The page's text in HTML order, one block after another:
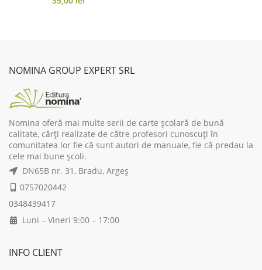
NOMINA GROUP EXPERT SRL
Nomina oferă mai multe serii de carte școlară de bună
calitate, cărți realizate de către profesori cunoscuți în
comunitatea lor fie că sunt autori de manuale, fie că predau la
cele mai bune școli.
DN65B nr. 31, Bradu, Argeș
0757020442
0348439417
Luni – Vineri 9:00 – 17:00
INFO CLIENT